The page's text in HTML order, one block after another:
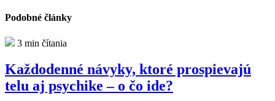
Podobné články
3 min čítania
Každodenné návyky, ktoré prospievajú
telu aj psychike – o čo ide?